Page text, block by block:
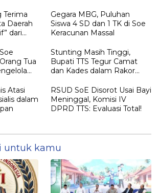
Terima
Daerah
dari
Gegara MBG, Puluhan
Siswa 4 SD dan 1 TK di Soe
Keracunan Massal
Tua
Stunting Masih Tinggi,
Bupati TTS Tegur Camat
dan Kades dalam Rakor
Atasi
dalam
RSUD SoE Disorot Usai Bayi
Meninggal, Komisi IV
DPRD TTS: Evaluasi Total!
untuk kamu